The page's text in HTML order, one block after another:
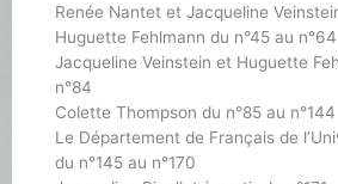
Renée Nantet et Jacqueline
Huguette Fehlmann du n°45 au n°64
Jacqueline Veinstein et Huguette
n°84
Colette Thompson du n°85 au n°144
Le Département de Français de
du n°145 au n°170